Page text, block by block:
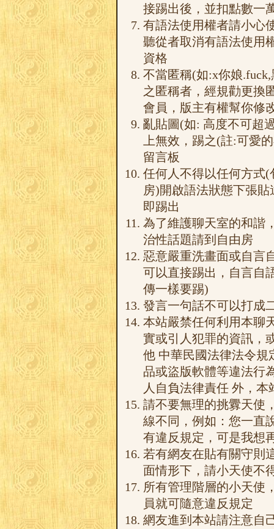
接踢出後，並扣點數一
有語法使用權者請小心
聽從者取消有語法使用
資格
不當匿稱(如:x你娘
之匿稱者，經規勸更換
會員，版主有權幫你修
亂貼圖(如: 高度不可超
上無效，踢之(註:可愛
留言板
任何人不得以任何方式
房)開啟語法狀態下張
即踢出
為了維護聊天室的和諧
治性話題請到自由房
惡意嚴重洗畫面或自言
可以直接踢出，自言自
傳一樣要踢)
發言一句話不可以打成
本站嚴禁任何利用本聊
實或引人犯罪的資訊，
他 中華民國法律法令規
品或盜版軟體等違法行
人自負法律責任 外，
請不要無理的挑釁天使
線不同，例如：您一直
有違反規定，可是我想
若有網友在貼有關守則
面情形下，請小天使不
所有管理階層的小天使
員就可隨意違反規定
網友進到本站請注意自